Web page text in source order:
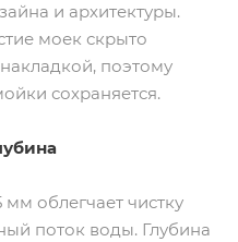
и архитектуры.
моек скрыто
поэтому
сохраняется.
мм облегчает чистку
поток воды. Глубина